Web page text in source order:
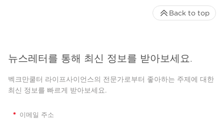
뉴스레터를 통해 최신 정보를 받아보세요.
벡크만쿨터 라이프사이언스의 전문가로부터 좋아하는 주제에 대한
최신 정보를 빠르게 받아보세요.
* 이메일 주소
Back to top